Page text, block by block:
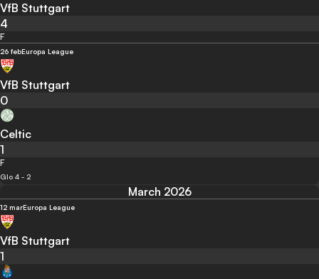
VfB Stuttgart
4
F
26 febEuropa League
VfB Stuttgart
0
Celtic
1
F
Glo 4 - 2
March 2026
12 marEuropa League
VfB Stuttgart
1